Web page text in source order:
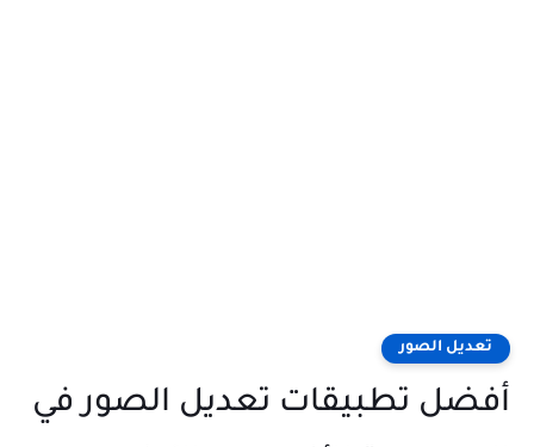
تعديل الصور
أفضل تطبيقات تعديل الصور في